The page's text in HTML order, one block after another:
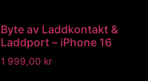
Byte av Laddkontakt &
Laddport – iPhone 16
1 999,00 kr